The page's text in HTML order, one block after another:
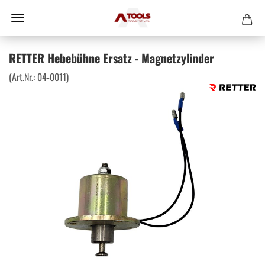
RETTER Hebebühne Ersatz - Magnetzylinder
(Art.Nr.: 04-0011)